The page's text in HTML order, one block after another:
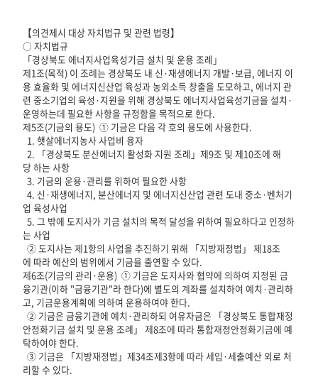
【의견제시 대상 자치법규 및 관련 법령】
○ 자치법규
「경상북도 에너지사업육성기금 설치 및 운용 조례」
제1조(목적) 이 조례는 경상북도 내 신·재생에너지 개발·보급, 에너지 이
용 효율화 및 에너지신산업 육성과 농외소득 창출을 도모하고, 에너지 관
련 중소기업의 육성·지원을 위해 경상북도 에너지사업육성기금을 설치·
운영하는데 필요한 사항을 규정함을 목적으로 한다.
제5조(기금의 용도) ① 기금은 다음 각 호의 용도에 사용한다.
1. 햇살에너지농사 사업비 융자
2. 「경상북도 분산에너지 활성화 지원 조례」제9조 및 제10조에 해
당 하는 사항
3. 기금의 운용·관리를 위하여 필요한 사항
4. 신·재생에너지, 분산에너지 및 에너지신산업 관련 도내 중소·벤처기
업 육성사업
5. 그 밖에 도지사가 기금 설치의 목적 달성을 위하여 필요하다고 인정하
는 사업
② 도지사는 제1항의 사업을 추진하기 위해 「지방재정법」 제18조
에 따라 예산의 범위에서 기금을 출연할 수 있다.
제6조(기금의 관리·운용) ① 기금은 도지사와 협약에 의하여 지정된 금
융기관(이하 "금융기관"라 한다)에 별도의 계좌를 설치하여 예치·관리하
고, 기금운용계획에 의하여 운용하여야 한다.
② 기금은 금융기관에 예치·관리하되 여유자금은 「경상북도 통합재정
안정화기금 설치 및 운용 조례」 제8조에 따라 통합재정안정화기금에 예
탁하여야 한다.
③ 기금은 「지방재정법」제34조제3항에 따라 세입·세출예산 외로 처
리할 수 있다.